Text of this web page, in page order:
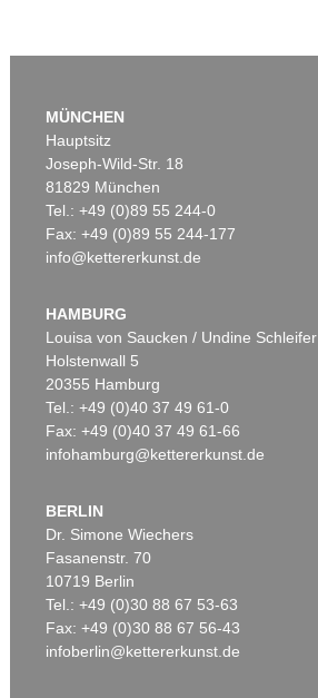
MÜNCHEN
Hauptsitz
Joseph-Wild-Str. 18
81829 München
Tel.: +49 (0)89 55 244-0
Fax: +49 (0)89 55 244-177
info@kettererkunst.de
HAMBURG
Louisa von Saucken / Undine Schleifer
Holstenwall 5
20355 Hamburg
Tel.: +49 (0)40 37 49 61-0
Fax: +49 (0)40 37 49 61-66
infohamburg@kettererkunst.de
BERLIN
Dr. Simone Wiechers
Fasanenstr. 70
10719 Berlin
Tel.: +49 (0)30 88 67 53-63
Fax: +49 (0)30 88 67 56-43
infoberlin@kettererkunst.de